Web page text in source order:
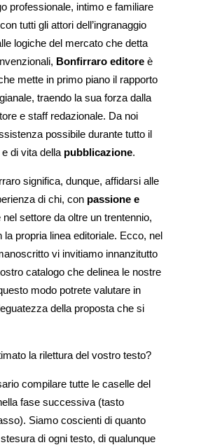
professionale, intimo e familiare
tutti gli attori dell’ingranaggio
logiche del mercato che detta
Bonfirraro editore è
mette in primo piano il rapporto
traendo la sua forza dalla
e staff redazionale. Da noi
possibile durante tutto il
di vita della pubblicazione.
significa, dunque, affidarsi alle
di chi, con passione e
settore da oltre un trentennio,
propria linea editoriale. Ecco, nel
vi invitiamo innanzitutto
catalogo che delinea le nostre
modo potrete valutare in
della proposta che si
la rilettura del vostro testo?
compilare tutte le caselle del
fase successiva (tasto
Siamo coscienti di quanto
di ogni testo, di qualunque